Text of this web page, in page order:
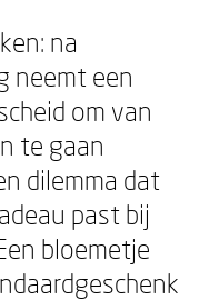
na
neemt een
om van
te gaan
dilemma dat
past bij
bloemetje